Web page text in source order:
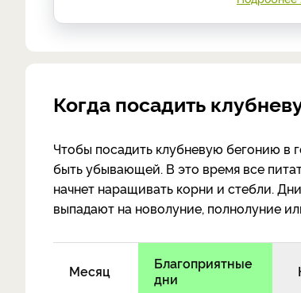
Когда посадить
Чтобы посадить клубневую бегонию в
быть убывающей. В это время все
начнет наращивать корни и стебли.
выпадают на новолуние, полнолуние
Месяц
Благоприятные
дни